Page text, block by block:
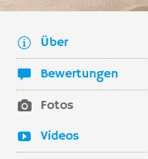
Über
Bewertungen
Fotos
Videos